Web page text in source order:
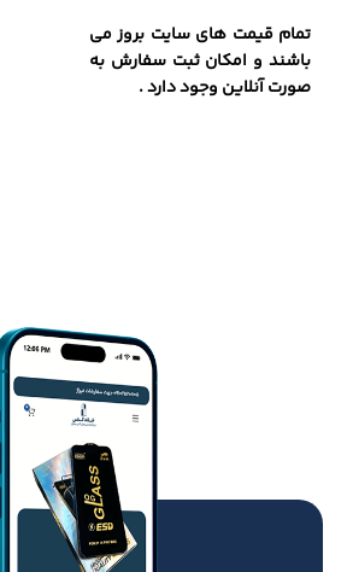
تمام قیمت های سایت بروز می
باشند و امکان ثبت سفارش به
صورت آنلاین وجود دارد .